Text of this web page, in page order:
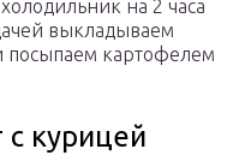
на 2 часа
выкладываем
посыпаем картофелем
с курицей